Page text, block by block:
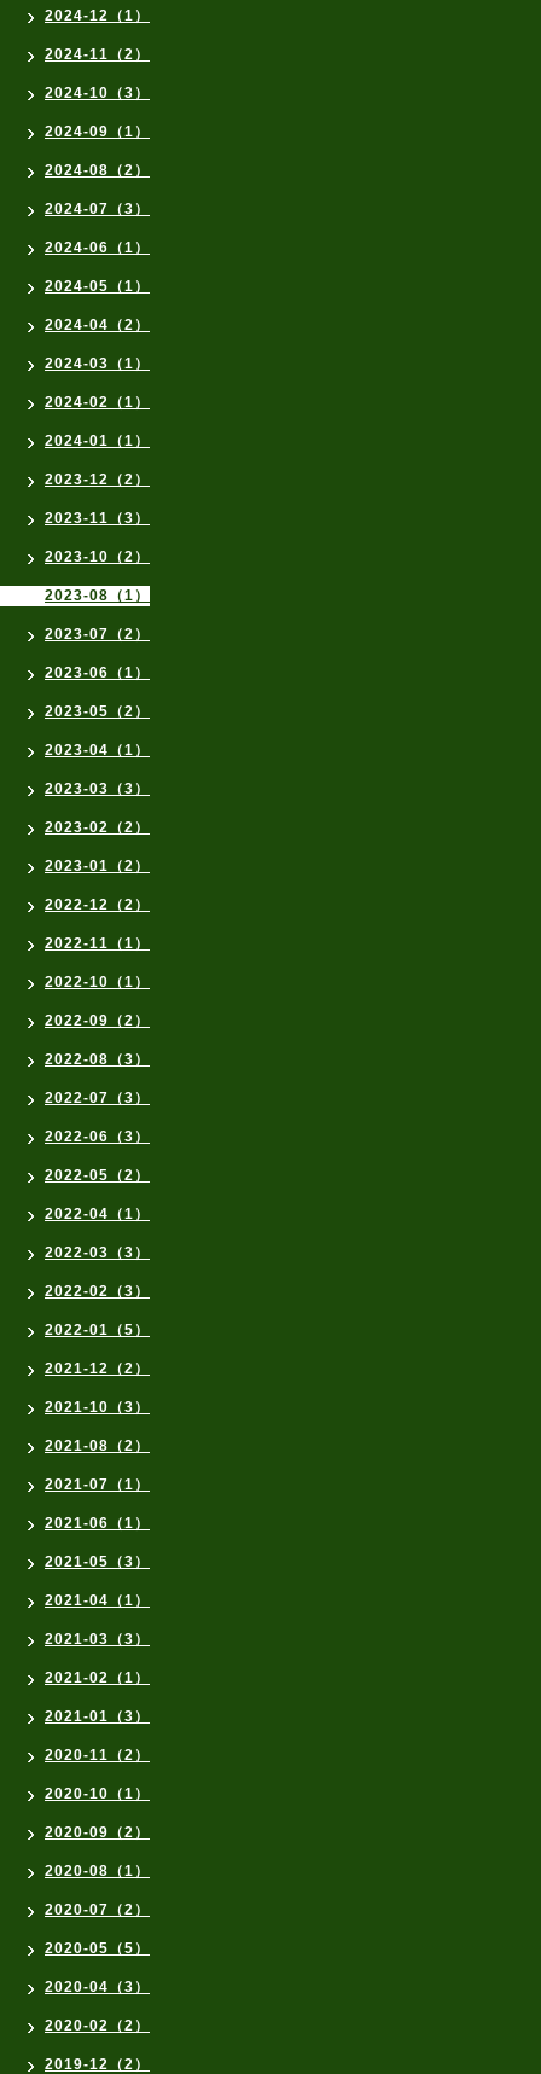
2024-12（1）
2024-11（2）
2024-10（3）
2024-09（1）
2024-08（2）
2024-07（3）
2024-06（1）
2024-05（1）
2024-04（2）
2024-03（1）
2024-02（1）
2024-01（1）
2023-12（2）
2023-11（3）
2023-10（2）
2023-08（1）
2023-07（2）
2023-06（1）
2023-05（2）
2023-04（1）
2023-03（3）
2023-02（2）
2023-01（2）
2022-12（2）
2022-11（1）
2022-10（1）
2022-09（2）
2022-08（3）
2022-07（3）
2022-06（3）
2022-05（2）
2022-04（1）
2022-03（3）
2022-02（3）
2022-01（5）
2021-12（2）
2021-10（3）
2021-08（2）
2021-07（1）
2021-06（1）
2021-05（3）
2021-04（1）
2021-03（3）
2021-02（1）
2021-01（3）
2020-11（2）
2020-10（1）
2020-09（2）
2020-08（1）
2020-07（2）
2020-05（5）
2020-04（3）
2020-02（2）
2019-12（2）